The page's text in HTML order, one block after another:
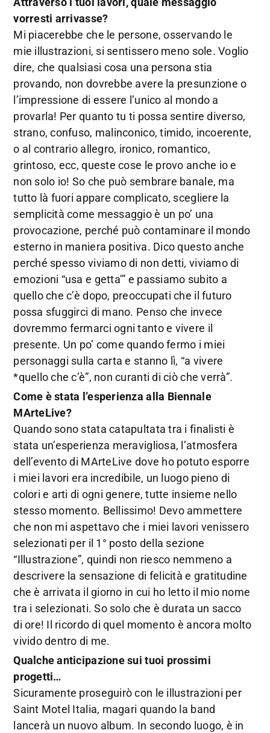
vorresti arrivasse?
Mi piacerebbe che le persone, osservando le
mie illustrazioni, si sentissero meno sole. Voglio
dire, che qualsiasi cosa una persona stia
provando, non dovrebbe avere la presunzione o
l’impressione di essere l’unico al mondo a
provarla! Per quanto tu ti possa sentire diverso,
strano, confuso, malinconico, timido, incoerente,
o al contrario allegro, ironico, romantico,
grintoso, ecc, queste cose le provo anche io e
non solo io! So che può sembrare banale, ma
tutto là fuori appare complicato, scegliere la
semplicità come messaggio è un po’ una
provocazione, perché può contaminare il mondo
esterno in maniera positiva. Dico questo anche
perché spesso viviamo di non detti, viviamo di
emozioni “usa e getta’” e passiamo subito a
quello che c’è dopo, preoccupati che il futuro
possa sfuggirci di mano. Penso che invece
dovremmo fermarci ogni tanto e vivere il
presente. Un po’ come quando fermo i miei
personaggi sulla carta e stanno lì, “a vivere
*quello che c’è”, non curanti di ciò che verrà”.
Come è stata l’esperienza alla Biennale
MArteLive?
Quando sono stata catapultata tra i finalisti è
stata un’esperienza meravigliosa, l’atmosfera
dell’evento di MArteLive dove ho potuto esporre
i miei lavori era incredibile, un luogo pieno di
colori e arti di ogni genere, tutte insieme nello
stesso momento. Bellissimo! Devo ammettere
che non mi aspettavo che i miei lavori venissero
selezionati per il 1° posto della sezione
“Illustrazione”, quindi non riesco nemmeno a
descrivere la sensazione di felicità e gratitudine
che è arrivata il giorno in cui ho letto il mio nome
tra i selezionati. So solo che è durata un sacco
di ore! Il ricordo di quel momento è ancora molto
vivido dentro di me.
Qualche anticipazione sui tuoi prossimi
progetti…
Sicuramente proseguirò con le illustrazioni per
Saint Motel Italia, magari quando la band
lancerà un nuovo album. In secondo luogo, è in